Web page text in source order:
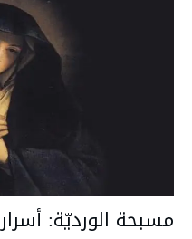
مسبحة الورديّة: